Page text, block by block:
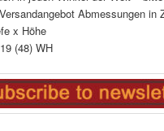
Abmessungen in
x Höhe
(48) WH